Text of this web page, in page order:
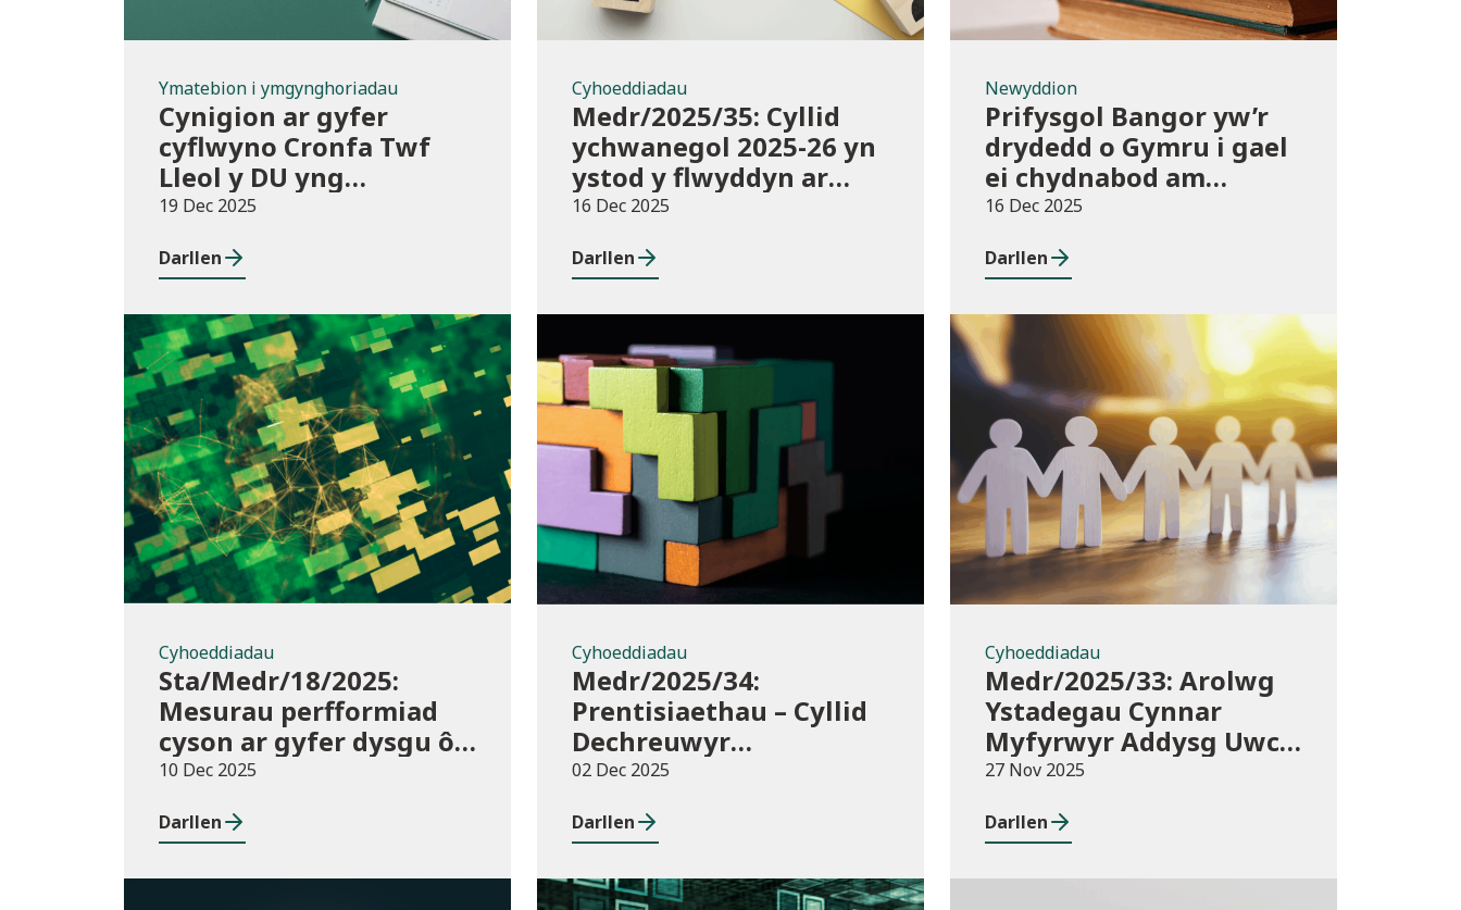
Ymatebion i ymgynghoriadau
Cynigion ar gyfer
cyflwyno Cronfa Twf
Lleol y DU yng
Nghymru
19 Dec 2025
Darllen
Cyhoeddiadau
Medr/2025/35: Cyllid
ychwanegol 2025-26 yn
ystod y flwyddyn ar
gyfer darpariaeth
cerddoriaeth a drama
16 Dec 2025
Darllen
Newyddion
Prifysgol Bangor yw’r
drydedd o Gymru i gael
ei chydnabod am
arferion gorau ym maes
16 Dec 2025
Darllen
Cyhoeddiadau
Cyhoeddiadau
Sta/Medr/18/2025:
Mesurau perfformiad
cyson ar gyfer dysgu ôl-
16: Cyrchfannau
Orffennaf 2023
10 Dec 2025
Darllen
Cyhoeddiadau
Cyhoeddiadau
Medr/2025/34:
Prentisiaethau – Cyllid
Dechreuwyr
Ychwanegol y Rhaglen
02 Dec 2025
Darllen
Cyhoeddiadau
Cyhoeddiadau
Medr/2025/33: Arolwg
Ystadegau Cynnar
Myfyrwyr Addysg Uwch
2025/26
27 Nov 2025
Darllen